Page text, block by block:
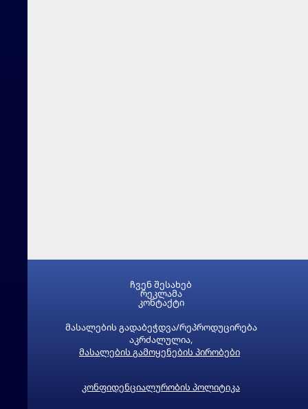
მასალების გადაბეჭდვა/რეპროდუცირება
აკრძალულია,
მასალების გამოყენების პირობები
კონფიდენციალურობის პოლიტიკა
ჩვენ შესახებ
რეკლამა
კონტაქტი